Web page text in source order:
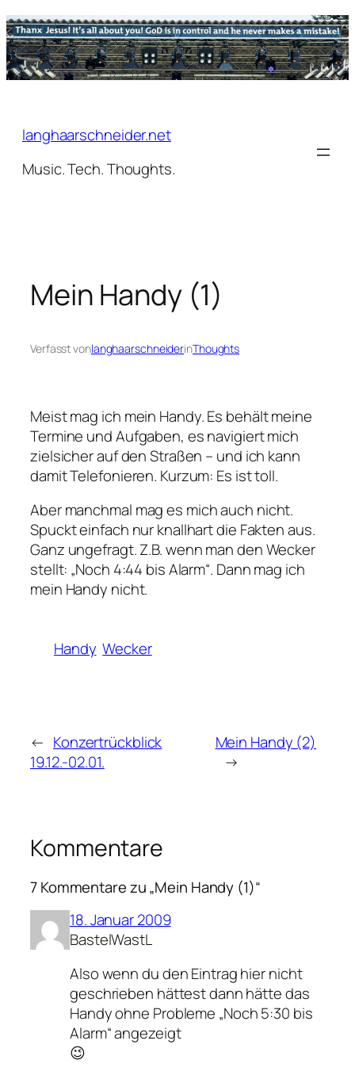
Zum
Inhalt
springen
langhaarschneider.net
Music. Tech. Thoughts.
Mein Handy (1)
Verfasst vonlanghaarschneiderinThoughts
Meist mag ich mein Handy. Es behält meine
Termine und Aufgaben, es navigiert mich
zielsicher auf den Straßen – und ich kann
damit Telefonieren. Kurzum: Es ist toll.
Aber manchmal mag es mich auch nicht.
Spuckt einfach nur knallhart die Fakten aus.
Ganz ungefragt. Z.B. wenn man den Wecker
stellt: „Noch 4:44 bis Alarm“. Dann mag ich
mein Handy nicht.
Handy Wecker
← Konzertrückblick
19.12.-02.01.
Mein Handy (2)
→
Kommentare
7 Kommentare zu „Mein Handy (1)“
18. Januar 2009
BastelWastL
Also wenn du den Eintrag hier nicht
geschrieben hättest dann hätte das
Handy ohne Probleme „Noch 5:30 bis
Alarm“ angezeigt
😉